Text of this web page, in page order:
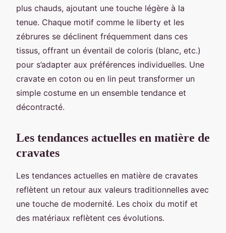
plus chauds, ajoutant une touche légère à la
tenue. Chaque motif comme le liberty et les
zébrures se déclinent fréquemment dans ces
tissus, offrant un éventail de coloris (blanc, etc.)
pour s’adapter aux préférences individuelles. Une
cravate en coton ou en lin peut transformer un
simple costume en un ensemble tendance et
décontracté.
Les tendances actuelles en matière de
cravates
Les tendances actuelles en matière de cravates
reflètent un retour aux valeurs traditionnelles avec
une touche de modernité. Les choix du motif et
des matériaux reflètent ces évolutions.